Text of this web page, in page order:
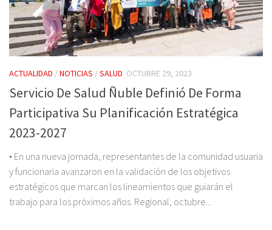
ACTUALIDAD /NOTICIAS /SALUD OCTUBRE 29, 2023
Servicio De Salud Ñuble Definió De Forma
Participativa Su Planificación Estratégica
2023-2027
• En una nueva jornada, representantes de la comunidad usuaria
y funcionaria avanzaron en la validación de los objetivos
estratégicos que marcan los lineamientos que guiarán el
trabajo para los próximos años. Regional, octubre...